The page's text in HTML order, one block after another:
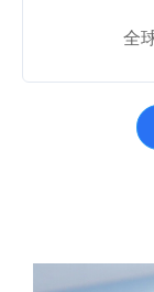
全